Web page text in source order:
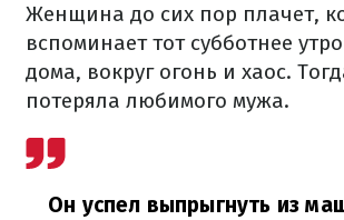
Женщина до сих пор плачет,
вспоминает тот субботнее
дома, вокруг огонь и хаос.
потеряла любимого мужа.
Он успел выпрыгнуть из